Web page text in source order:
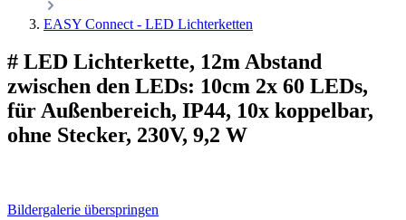
EASY Connect - LED Lichterketten
# LED Lichterkette, 12m Abstand
zwischen den LEDs: 10cm 2x 60 LEDs,
für Außenbereich, IP44, 10x koppelbar,
ohne Stecker, 230V, 9,2 W
Bildergalerie überspringen